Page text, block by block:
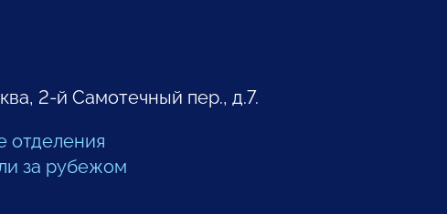
2-й Самотечный пер., д.7.
отделения
за рубежом